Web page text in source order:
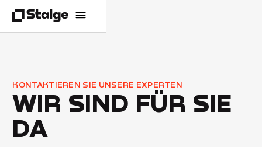
KONTAKTIEREN SIE UNSERE EXPERTEN
WIR SIND FÜR SIE
DA